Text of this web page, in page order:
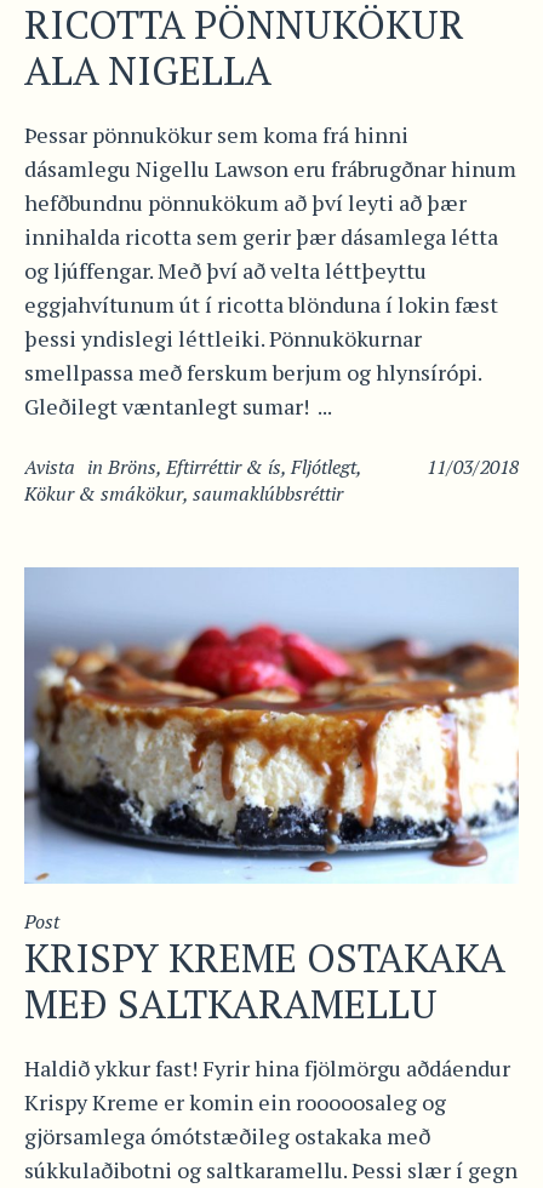
RICOTTA PÖNNUKÖKUR
ALA NIGELLA
Þessar pönnukökur sem koma frá hinni
dásamlegu Nigellu Lawson eru frábrugðnar hinum
hefðbundnu pönnukökum að því leyti að þær
innihalda ricotta sem gerir þær dásamlega létta
og ljúffengar. Með því að velta léttþeyttu
eggjahvítunum út í ricotta blönduna í lokin fæst
þessi yndislegi léttleiki. Pönnukökurnar
smellpassa með ferskum berjum og hlynsírópi.
Gleðilegt væntanlegt sumar! ...
11/03/2018
Avista inBröns,Eftirréttir & ís,Fljótlegt,
Kökur & smákökur, saumaklúbbsréttir
Post
KRISPY KREME OSTAKAKA
MEÐ SALTKARAMELLU
Haldið ykkur fast! Fyrir hina fjölmörgu aðdáendur
Krispy Kreme er komin ein rooooosaleg og
gjörsamlega ómótstæðileg ostakaka með
súkkulaðibotni og saltkaramellu. Þessi slær í gegn